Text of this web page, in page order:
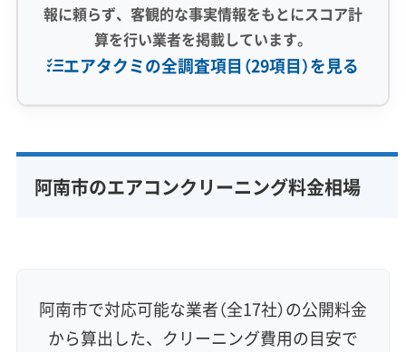
報に頼らず、客観的な事実情報をもとにスコア計
算を行い業者を掲載しています。
エアタクミの全調査項目（29項目）を見る
完全分解洗浄 部分クリーニング
実績10年以上
保証付き アフターフォロー
女性スタッフ在籍
エコ洗剤使用
ハウスダスト除去
阿南市のエアコンクリーニング料金相場
阿南市で対応可能な業者（全17社）の公開料金
から算出した、クリーニング費用の目安で